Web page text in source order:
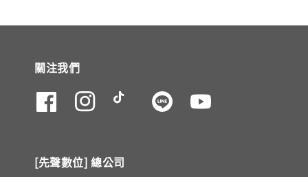
關注我們
[先聲數位] 總公司